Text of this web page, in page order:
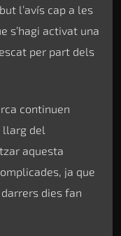
l’avís cap a les
s’hagi activat una
per part dels
continuen
llarg del
aquesta
ja que
dies fan